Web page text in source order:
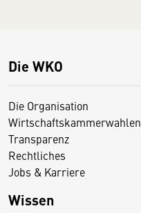
Die WKO
Die Organisation
Wirtschaftskammerwahlen
Transparenz
Rechtliches
Jobs & Karriere
Wissen